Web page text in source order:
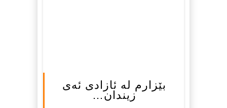
بێزارم له‌ ئازادی ئه‌ی
زیندان…